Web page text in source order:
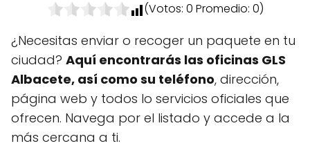
(Votos: 0 Promedio: 0)
¿Necesitas enviar o recoger un paquete en tu
ciudad? Aquí encontrarás las oficinas GLS
Albacete, así como su teléfono, dirección,
página web y todos lo servicios oficiales que
ofrecen. Navega por el listado y accede a la
más cercana a ti.